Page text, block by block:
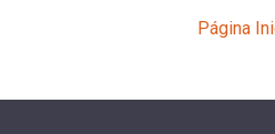
Página